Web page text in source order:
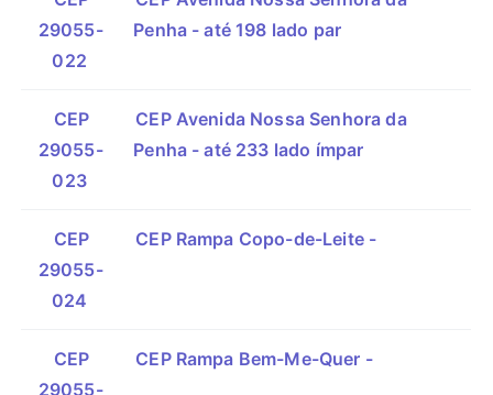
29055-
022
Penha - até 198 lado par
CEP
29055-
023
CEP Avenida Nossa Senhora da
Penha - até 233 lado ímpar
CEP
29055-
024
CEP Rampa Copo-de-Leite -
CEP
29055-
CEP Rampa Bem-Me-Quer -